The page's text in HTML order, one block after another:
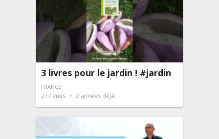
3 livres pour le jardin ! #jardin
FRANCE
277 vues 2 années déjà